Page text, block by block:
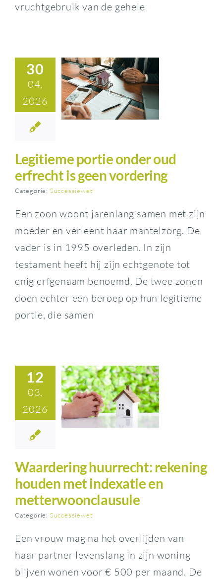
vruchtgebruik van de gehele
30
04,
2026
Legitieme portie onder oud
erfrecht is geen vordering
Categorie: Successiewet
Een zoon woont jarenlang samen met zijn
moeder en verleent haar mantelzorg. De
vader is in 1995 overleden. In zijn
testament heeft hij zijn echtgenote tot
enig erfgenaam benoemd. De twee zonen
doen echter een beroep op hun legitieme
portie, die samen
12
03,
2026
Waardering huurrecht: rekening
houden met indexatie en
metterwoonclausule
Categorie: Successiewet
Een vrouw mag na het overlijden van
haar partner levenslang in zijn woning
blijven wonen voor € 500 per maand. De